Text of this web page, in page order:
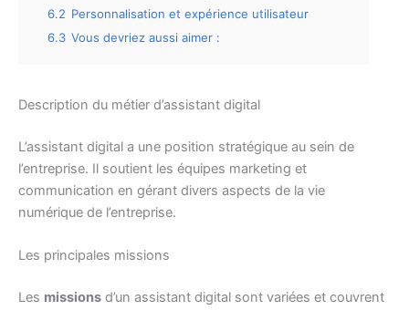
6.2 Personnalisation et expérience utilisateur
6.3 Vous devriez aussi aimer :
Description du métier d’assistant digital
L’assistant digital a une position stratégique au sein de
l’entreprise. Il soutient les équipes marketing et
communication en gérant divers aspects de la vie
numérique de l’entreprise.
Les principales missions
Les missions d’un assistant digital sont variées et couvrent